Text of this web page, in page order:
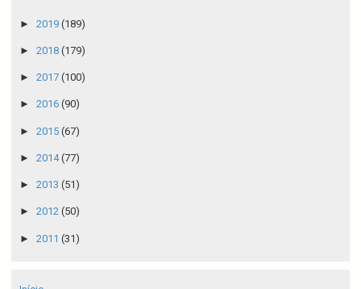
► 2019 (189)
► 2018 (179)
► 2017 (100)
► 2016 (90)
► 2015 (67)
► 2014(77)
► 2013 (51)
► 2012 (50)
► 2011 (31)